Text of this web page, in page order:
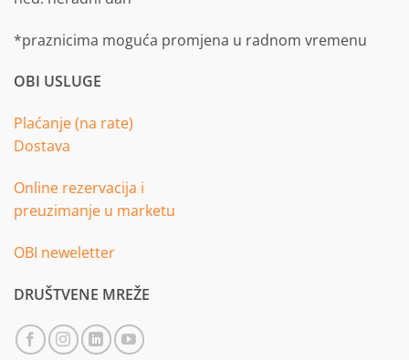
*praznicima moguća promjena u radnom vremenu
OBI USLUGE
Plaćanje (na rate)
Dostava
Online rezervacija i
preuzimanje u marketu
OBI neweletter
DRUŠTVENE MREŽE